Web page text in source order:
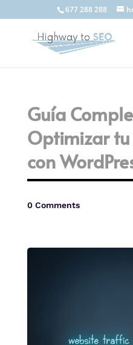
677 288 288
Guía
Optimizar
con
0 Comments